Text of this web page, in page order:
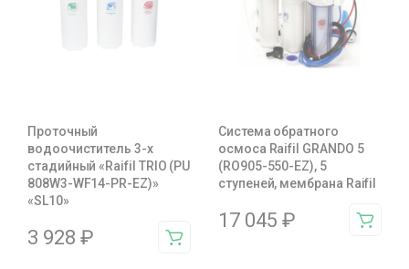
Проточный
водоочиститель 3-х
стадийный «Raifil TRIO (PU
808W3-WF14-PR-EZ)»
«SL10»
3 928 ₽
Система обратного
осмоса Raifil GRANDO 5
(RO905-550-EZ), 5
ступеней, мембрана Raifil
17 045 ₽